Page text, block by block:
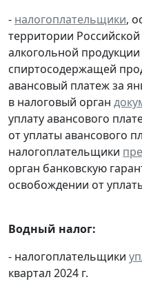
- налогоплательщики,
территории
алкогольной
спиртосодержащей
авансовый платеж за
в налоговый орган
уплату авансового
от уплаты авансового
налогоплательщики
орган банковскую
освобождении от
Водный налог:
- налогоплательщики
квартал 2024 г.